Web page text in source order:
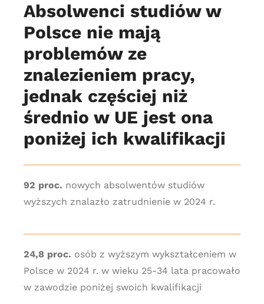
Absolwenci studiów w
Polsce nie mają
problemów ze
znalezieniem pracy,
jednak częściej niż
średnio w UE jest ona
poniżej ich kwalifikacji
92 proc. nowych absolwentów studiów
wyższych znalazło zatrudnienie w 2024 r.
24,8 proc. osób z wyższym wykształceniem w
Polsce w 2024 r. w wieku 25-34 lata pracowało
w zawodzie poniżej swoich kwalifikacji